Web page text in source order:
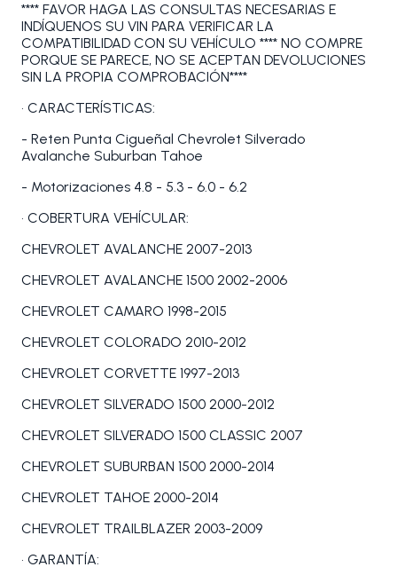
**** FAVOR HAGA LAS CONSULTAS NECESARIAS E
INDÍQUENOS SU VIN PARA VERIFICAR LA
COMPATIBILIDAD CON SU VEHÍCULO **** NO COMPRE
PORQUE SE PARECE, NO SE ACEPTAN DEVOLUCIONES
SIN LA PROPIA COMPROBACIÓN****
• CARACTERÍSTICAS:
- Reten Punta Cigueñal Chevrolet Silverado
Avalanche Suburban Tahoe
- Motorizaciones 4.8 - 5.3 - 6.0 - 6.2
• COBERTURA VEHÍCULAR:
CHEVROLET AVALANCHE 2007-2013
CHEVROLET AVALANCHE 1500 2002-2006
CHEVROLET CAMARO 1998-2015
CHEVROLET COLORADO 2010-2012
CHEVROLET CORVETTE 1997-2013
CHEVROLET SILVERADO 1500 2000-2012
CHEVROLET SILVERADO 1500 CLASSIC 2007
CHEVROLET SUBURBAN 1500 2000-2014
CHEVROLET TAHOE 2000-2014
CHEVROLET TRAILBLAZER 2003-2009
• GARANTÍA: